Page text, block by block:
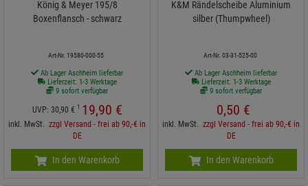
König & Meyer 195/8
Boxenflansch - schwarz
Art-Nr. 19580-000-55
Ab Lager Aschheim lieferbar
Lieferzeit: 1-3 Werktage
9 sofort verfügbar
UVP: 30,90 € 1 19,90 €
inkl. MwSt. zzgl Versand - frei ab 90,-€ in
DE
In den Warenkorb
K&M Rändelscheibe Aluminium
silber (Thumpwheel)
Art-Nr. 03-31-525-00
Ab Lager Aschheim lieferbar
Lieferzeit: 1-3 Werktage
9 sofort verfügbar
0,50 €
inkl. MwSt. zzgl Versand - frei ab 90,-€ in
DE
In den Warenkorb